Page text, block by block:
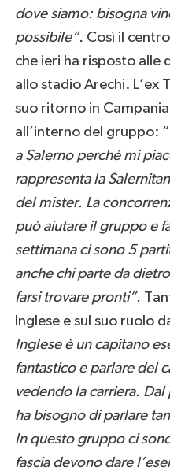
dove siamo: bisogna
possibile”. Così il
che ieri ha risposto alle
allo stadio Arechi. L’ex
suo ritorno in
all’interno del gruppo: “
a Salerno perché mi
rappresenta la
del mister. La
può aiutare il gruppo e
settimana ci sono 5
anche chi parte da
farsi trovare pronti”.
Inglese e sul suo ruolo
Inglese è un capitano
fantastico e parlare del
vedendo la carriera.
ha bisogno di parlare
In questo gruppo ci
fascia devono dare